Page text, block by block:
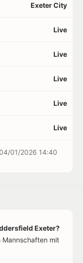
Exeter City
Live
Live
Live
Live
Live
04/01/2026 14:40
Exeter?
Mannschaften mit